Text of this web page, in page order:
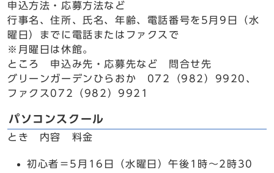
申込方法・応募方法など
行事名、住所、氏名、年齢、電話番号を5月9日（水
曜日）までに電話またはファクスで
※月曜日は休館。
ところ 申込み先・応募先など 問合せ先
グリーンガーデンひらおか 072（982）9920、
ファクス072（982）9921
パソコンスクール
とき 内容 料金
初心者＝5月16日（水曜日）午後1時～2時30